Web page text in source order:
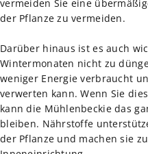
vermeiden Sie eine
der Pflanze zu vermeiden.
Darüber hinaus ist es auch
Wintermonaten nicht zu
weniger Energie verbraucht
verwerten kann. Wenn Sie
kann die Mühlenbeckie das
bleiben. Nährstoffe
der Pflanze und machen sie